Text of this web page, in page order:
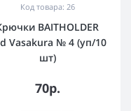
Код товара: 26
BAITHOLDER
Vasakura № 4 (уп/10
шт)
70р.